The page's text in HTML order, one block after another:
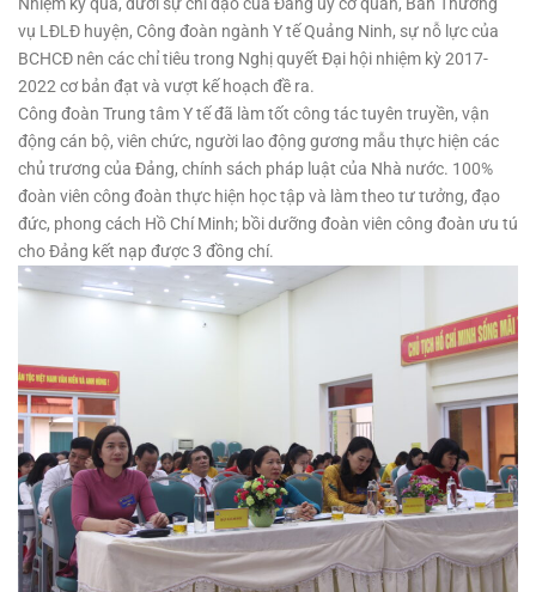
Nhiệm kỳ qua, dưới sự chỉ đạo của Đảng ủy cơ quan, Ban Thường
vụ LĐLĐ huyện, Công đoàn ngành Y tế Quảng Ninh, sự nỗ lực của
BCHCĐ nên các chỉ tiêu trong Nghị quyết Đại hội nhiệm kỳ 2017-
2022 cơ bản đạt và vượt kế hoạch đề ra.
Công đoàn Trung tâm Y tế đã làm tốt công tác tuyên truyền, vận
động cán bộ, viên chức, người lao động gương mẫu thực hiện các
chủ trương của Đảng, chính sách pháp luật của Nhà nước. 100%
đoàn viên công đoàn thực hiện học tập và làm theo tư tưởng, đạo
đức, phong cách Hồ Chí Minh; bồi dưỡng đoàn viên công đoàn ưu tú
cho Đảng kết nạp được 3 đồng chí.